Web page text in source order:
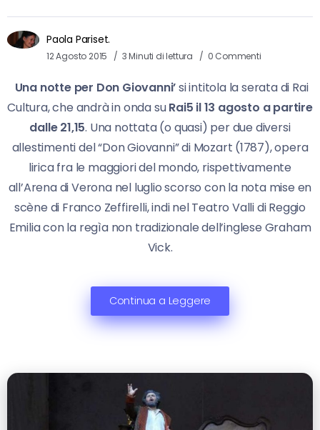
Paola Pariset.
12 Agosto 2015 3 Minuti di lettura 0 Commenti
Una notte per Don Giovanni’si intitola la serata di Rai
Cultura, che andrà in onda suRai5 il 13 agosto a partire
dalle 21,15. Una nottata (o quasi) per due diversi
allestimenti del “Don Giovanni” di Mozart (1787), opera
lirica fra le maggiori del mondo, rispettivamente
all’Arena di Verona nel luglio scorso con la nota mise en
scène di Franco Zeffirelli, indi nel Teatro Valli di Reggio
Emilia con la regìa non tradizionale dell’inglese Graham
Vick.
Continua a Leggere